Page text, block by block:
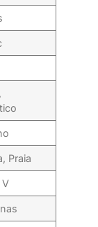
Praia
V